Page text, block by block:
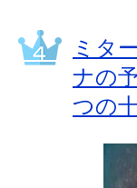
ミタ
ナの
つの